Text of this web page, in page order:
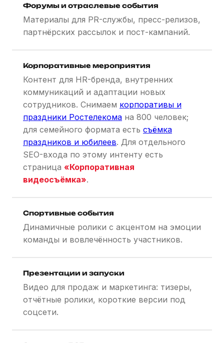
Форумы и отраслевые события
Материалы для PR-службы, пресс-релизов,
партнёрских рассылок и пост-кампаний.
Корпоративные мероприятия
Контент для HR-бренда, внутренних
коммуникаций и адаптации новых
сотрудников. Снимаем корпоративы и
праздники Ростелекома на 800 человек;
для семейного формата есть съёмка
праздников и юбилеев. Для отдельного
SEO-входа по этому интенту есть
страница «Корпоративная
видеосъёмка».
Спортивные события
Динамичные ролики с акцентом на эмоции
команды и вовлечённость участников.
Презентации и запуски
Видео для продаж и маркетинга: тизеры,
отчётные ролики, короткие версии под
соцсети.